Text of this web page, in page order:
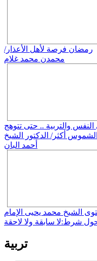
رمضان فرصة لأهل الأعذار/
محمدن محمد غلام
والتربية .. حتى تتوهج
الشموس أكثر/ الدكتور الشيخ
أحمد البان
الشيخ محمد يحيى الإمام
شرط:لا سابقة ولا لاحقة
تربية